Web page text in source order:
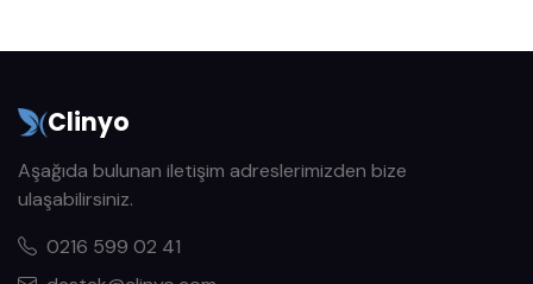
Clinyo
Aşağıda bulunan iletişim adreslerimizden bize
ulaşabilirsiniz.
0216 599 02 41